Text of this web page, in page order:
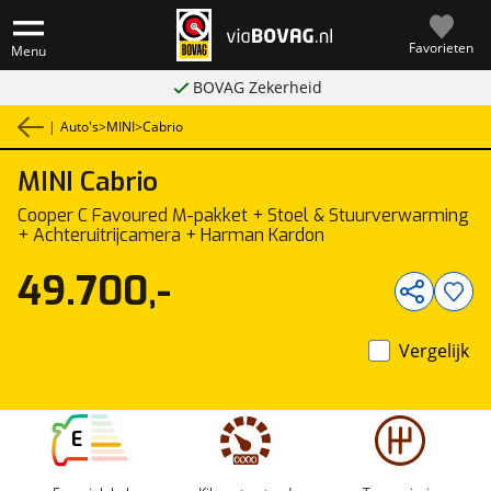
Menu Favorieten
BOVAG Zekerheid
| Auto's>MINI>Cabrio
MINI Cabrio
Cooper C Favoured M-pakket + Stoel & Stuurverwarming
+ Achteruitrijcamera + Harman Kardon
E
49.700,-
Vergelijk